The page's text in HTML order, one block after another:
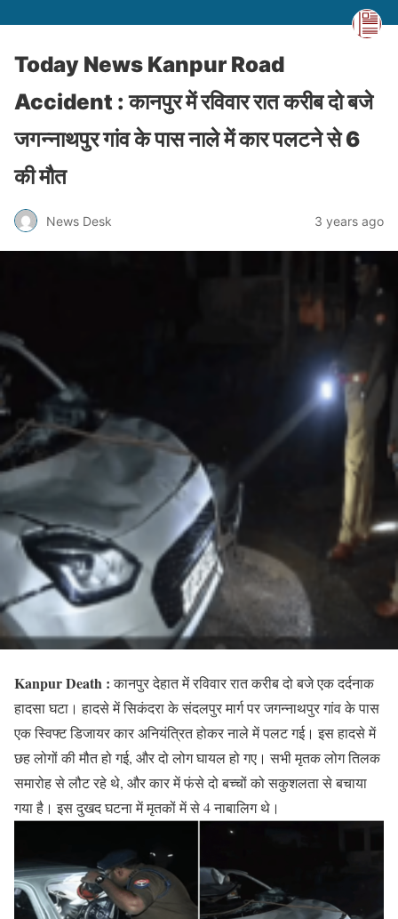
Today News Kanpur Road
Accident : कानपुर में रविवार रात करीब दो बजे
जगन्नाथपुर गांव के पास नाले में कार पलटने से 6
की मौत
News Desk 3 years ago
Kanpur Death :कानपुर देहात में रविवार रात करीब दो बजे एक दर्दनाक
हादसा घटा। हादसे में सिकंदरा के संदलपुर मार्ग पर जगन्नाथपुर गांव के पास
एक स्विफ्ट डिजायर कार अनियंत्रित होकर नाले में पलट गई। इस हादसे में
छह लोगों की मौत हो गई, और दो लोग घायल हो गए। सभी मृतक लोग तिलक
समारोह से लौट रहे थे, और कार में फंसे दो बच्चों को सकुशलता से बचाया
गया है। इस दुखद घटना में मृतकों में से 4 नाबालिग थे।